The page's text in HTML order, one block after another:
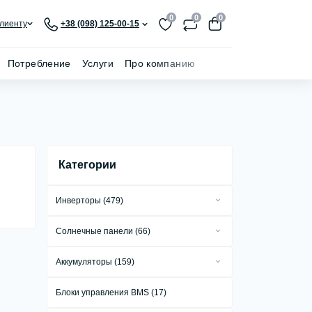
+38 (098) 125-00-15
0 0 0
Потребление Услуги Про компанию
Категории
Инверторы (479)
Гибридные инверторы (181)
Автомобильные инверторы (1)
Солнечные панели (66)
Гибкие солнечные панели (3)
Аккумуляторы (159)
Блоки управления BMS (17)